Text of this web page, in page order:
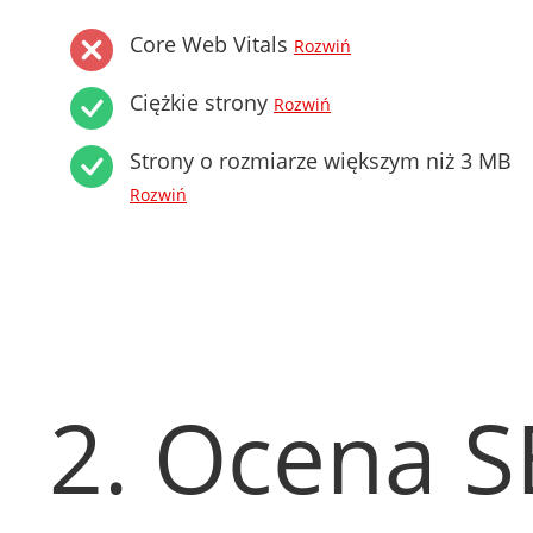
Core Web Vitals Rozwiń
Ciężkie strony Rozwiń
Strony o rozmiarze większym niż 3 MB
Rozwiń
2. Ocena